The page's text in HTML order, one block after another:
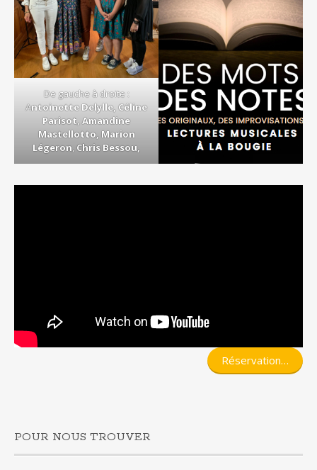
De gauche à droite :
Antoinette Delylle, Céline
Parisot, Amandine
Mastellotto,Marion
Légeron, Chris Bessou,
Réservation…
POUR NOUS TROUVER